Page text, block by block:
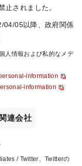
止されました。
04/05以降、政府関係
人情報および私的なメデ
information
information
連会社
/ Twitter、Twitterの